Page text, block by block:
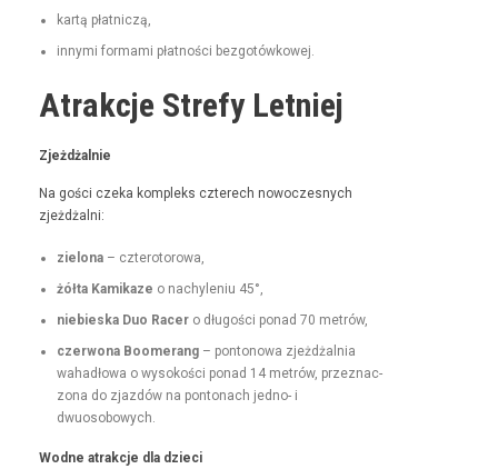
kartą płat­niczą,
inny­mi for­ma­mi płat­noś­ci bezgotówkowej.
Atrakcje Strefy Letniej
Zjeżdżal­nie
Na goś­ci czeka kom­pleks czterech nowoczes­nych
zjeżdżalni:
zielona– czterotorowa,
żół­ta Kamikaze o nachyle­niu 45°,
niebies­ka Duo Rac­ero dłu­goś­ci pon­ad 70 metrów,
czer­wona Boomerang– pontonowa zjeżdżal­nia
wahadłowa o wysokoś­ci pon­ad 14 metrów, przez­nac­
zona do zjazdów na pon­tonach jed­no- i
dwuosobowych.
Wodne atrakc­je dla dzieci